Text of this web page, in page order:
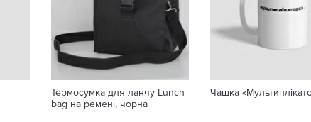
Термосумка для ланчу Lunch
bag на ремені, чорна
Чашка